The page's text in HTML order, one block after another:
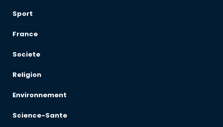
Sport
France
Societe
Religion
Environnement
Science-Sante